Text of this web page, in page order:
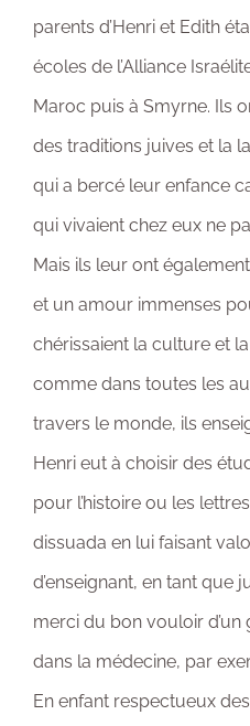
parents d’Henri et Edith
écoles de l’Alliance
Maroc puis à Smyrne. Ils
des traditions juives et la
qui a bercé leur enfance
qui vivaient chez eux ne
Mais ils leur ont
et un amour immenses
chérissaient la culture et
comme dans toutes les
travers le monde, ils
Henri eut à choisir des
pour l’histoire ou les
dissuada en lui faisant
d’enseignant, en tant que
merci du bon vouloir
dans la médecine, par
En enfant respectueux